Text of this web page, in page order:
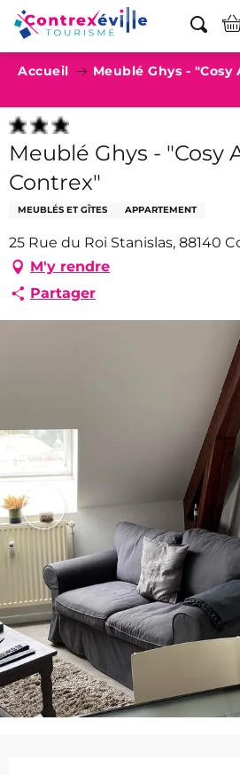
Aller
au
contenu
principal
Recherche
Accueil Meublé Ghys -
Meublé Ghys - "Cosy
Contrex"
MEUBLÉS ET GÎTES APPARTEMENT
25 Rue du Roi Stanislas, 88140
M'y rendre
Partager